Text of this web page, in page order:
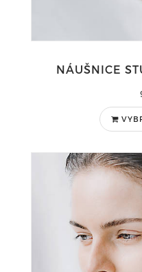
NÁUŠNICE